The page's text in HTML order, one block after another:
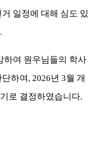
일정에 대해 심도 있
.
하여 원우님들의 학사
하여 , 2026년 3월 개
로 결정하였습니다.